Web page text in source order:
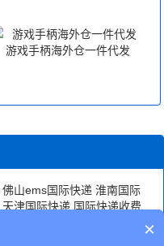
游戏手柄海外仓一件代发
佛山ems国际快递 淮南国际
天津国际快递 国际快递收费
国际快递×